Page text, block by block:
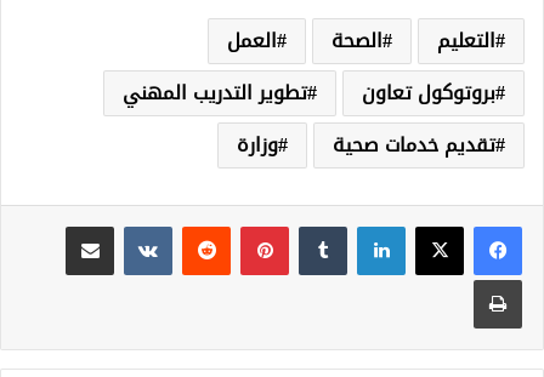
التعليم الصحة
العمل
بروتوكول تعاون
تطوير التدريب المهني
تقديم خدمات صحية
وزارة
لينكدإن بينتيريست